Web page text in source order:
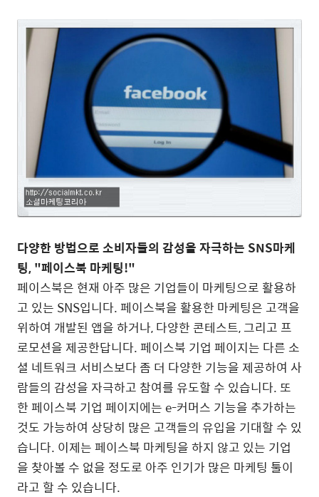
다양한 방법으로 소비자들의 감성을 자극하는 SNS마케
팅, "페이스북 마케팅!"
페이스북은 현재 아주 많은 기업들이 마케팅으로 활용하
고 있는 SNS입니다. 페이스북을 활용한 마케팅은 고객을
위하여 개발된 앱을 하거나, 다양한 콘테스트, 그리고 프
로모션을 제공한답니다. 페이스북 기업 페이지는 다른 소
셜 네트워크 서비스보다 좀 더 다양한 기능을 제공하여 사
람들의 감성을 자극하고 참여를 유도할 수 있습니다. 또
한 페이스북 기업 페이지에는 e-커머스 기능을 추가하는
것도 가능하여 상당히 많은 고객들의 유입을 기대할 수 있
습니다. 이제는 페이스북 마케팅을 하지 않고 있는 기업
을 찾아볼 수 없을 정도로 아주 인기가 많은 마케팅 툴이
라고 할 수 있습니다.